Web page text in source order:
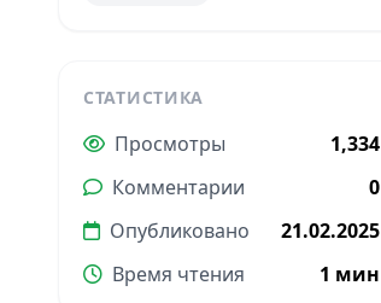
СТАТИСТИКА
Просмотры
1,334
Комментарии
0
Опубликовано
21.02.2025
Время чтения
1 мин